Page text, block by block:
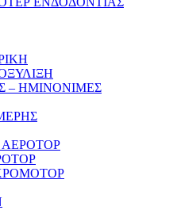
– ΗΜΙΝΟΝΙΜΕΣ
ΑΕΡΟΤΟΡ